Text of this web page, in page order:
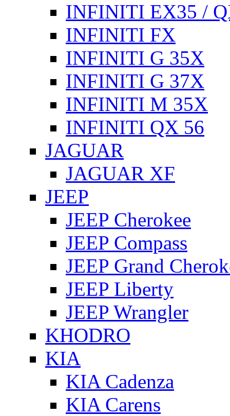
INFINITI EX35 /
INFINITI FX
INFINITI G 35X
INFINITI G 37X
INFINITI M 35X
INFINITI QX 56
JAGUAR
JAGUAR XF
JEEP
JEEP Cherokee
JEEP Compass
JEEP Grand
JEEP Liberty
JEEP Wrangler
KHODRO
KIA
KIA Cadenza
KIA Carens